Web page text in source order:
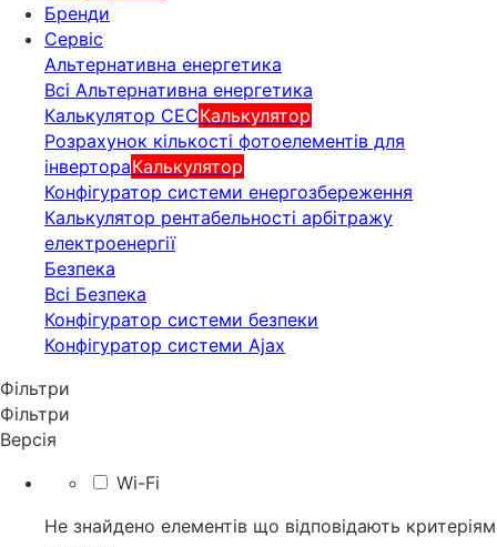
Бренди
Сервіс
Альтернативна енергетика
Всі Альтернативна енергетика
Калькулятор СЕСКалькулятор
Розрахунок кількості фотоелементів для
інвертораКалькулятор
Конфігуратор системи енергозбереження
Калькулятор рентабельності арбітражу
електроенергії
Безпека
Всі Безпека
Конфігуратор системи безпеки
Конфігуратор системи Ajax
Фільтри
Фільтри
Версія
Wi-Fi
Не знайдено елементів що відповідають критеріям